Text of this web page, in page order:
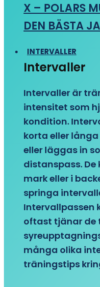
X – POLARS
DEN BÄSTA
INTERVALLER
Intervaller
Intervaller är
intensitet som
kondition.
korta eller
eller läggas in
distanspass.
mark eller i
springa
Intervallpassen
oftast tjänar de
många olika
träningstips